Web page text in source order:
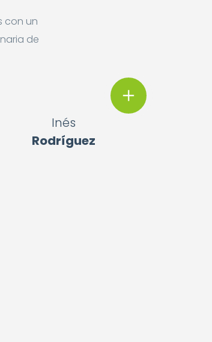
con un
de
Inés
Rodríguez